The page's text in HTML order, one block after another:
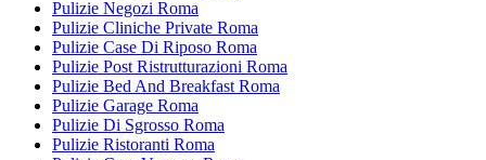
Pulizie Negozi Roma
Pulizie Cliniche Private Roma
Pulizie Case Di Riposo Roma
Pulizie Post Ristrutturazioni Roma
Pulizie Bed And Breakfast Roma
Pulizie Garage Roma
Pulizie Di Sgrosso Roma
Pulizie Ristoranti Roma